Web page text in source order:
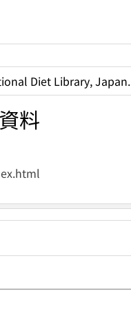
Diet Library, Japan.
料